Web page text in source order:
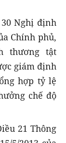
Nghị định
Chính phủ,
thương tật
giám định
hợp tỷ lệ
chế độ
21 Thông